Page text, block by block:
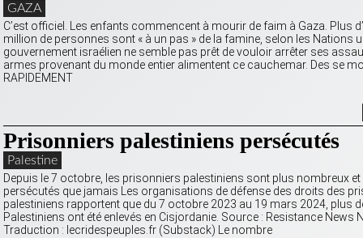
GAZA
C’est officiel. Les enfants commencent à mourir de faim à Gaza. Plus
million de personnes sont « à un pas » de la famine, selon les Nations
gouvernement israélien ne semble pas prêt de vouloir arrêter ses
armes provenant du monde entier alimentent ce cauchemar. Des se
RAPIDEMENT
Prisonniers palestiniens persécutés
Palestine
Depuis le 7 octobre, les prisonniers palestiniens sont plus nombreux
persécutés que jamais Les organisations de défense des droits des
palestiniens rapportent que du 7 octobre 2023 au 19 mars 2024, plus
Palestiniens ont été enlevés en Cisjordanie. Source : Resistance News
Traduction : lecridespeuples.fr (Substack) Le nombre